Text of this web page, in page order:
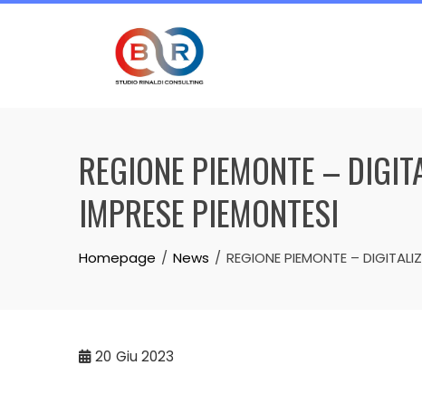
Skip
REGIONE PIEMONTE –
IMPRESE PIEMONTESI
Homepage News REGIONE PIEMONTE –
20 Giu 2023